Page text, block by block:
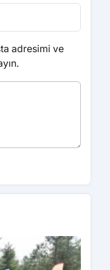
adresimi ve